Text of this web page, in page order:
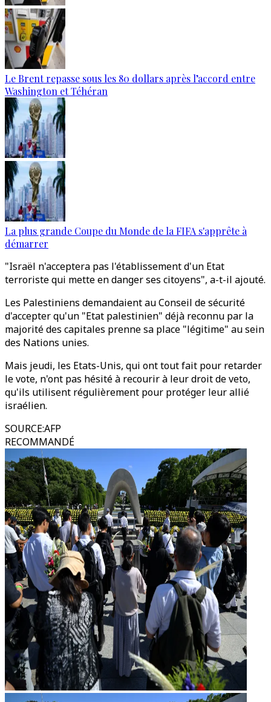
Le Brent repasse sous les 80 dollars après l’accord entre
Washington et Téhéran
La plus grande Coupe du Monde de la FIFA s'apprête à
démarrer
"Israël n'acceptera pas l'établissement d'un Etat
terroriste qui mette en danger ses citoyens", a-t-il ajouté.
Les Palestiniens demandaient au Conseil de sécurité
d'accepter qu'un "Etat palestinien" déjà reconnu par la
majorité des capitales prenne sa place "légitime" au sein
des Nations unies.
Mais jeudi, les Etats-Unis, qui ont tout fait pour retarder
le vote, n'ont pas hésité à recourir à leur droit de veto,
qu'ils utilisent régulièrement pour protéger leur allié
israélien.
SOURCE:AFP
RECOMMANDÉ